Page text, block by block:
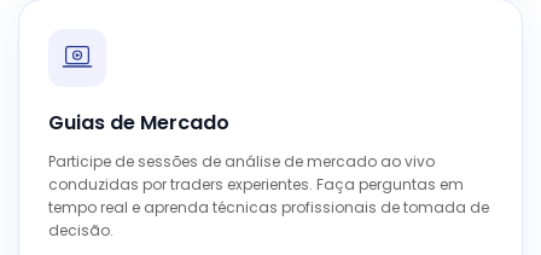
Guias de Mercado
Participe de sessões de análise de mercado ao vivo
conduzidas por traders experientes. Faça perguntas em
tempo real e aprenda técnicas profissionais de tomada de
decisão.